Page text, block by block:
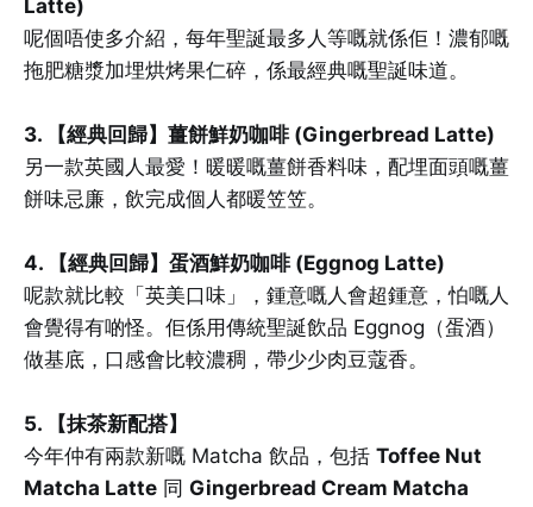
Latte)
呢個唔使多介紹，每年聖誕最多人等嘅就係佢！濃郁嘅
拖肥糖漿加埋烘烤果仁碎，係最經典嘅聖誕味道。
3. 【經典回歸】薑餅鮮奶咖啡 (Gingerbread Latte)
另一款英國人最愛！暖暖嘅薑餅香料味，配埋面頭嘅薑
餅味忌廉，飲完成個人都暖笠笠。
4. 【經典回歸】蛋酒鮮奶咖啡 (Eggnog Latte)
呢款就比較「英美口味」，鍾意嘅人會超鍾意，怕嘅人
會覺得有啲怪。佢係用傳統聖誕飲品 Eggnog（蛋酒）
做基底，口感會比較濃稠，帶少少肉豆蔻香。
5. 【抹茶新配搭】
今年仲有兩款新嘅 Matcha 飲品，包括 Toffee Nut
Matcha Latte 同 Gingerbread Cream Matcha